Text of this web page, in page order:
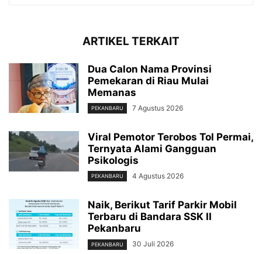
ARTIKEL TERKAIT
Dua Calon Nama Provinsi
Pemekaran di Riau Mulai
Memanas
PEKANBARU 7 Agustus 2026
Viral Pemotor Terobos Tol Permai,
Ternyata Alami Gangguan
Psikologis
PEKANBARU 4 Agustus 2026
Naik, Berikut Tarif Parkir Mobil
Terbaru di Bandara SSK II
Pekanbaru
PEKANBARU 30 Juli 2026